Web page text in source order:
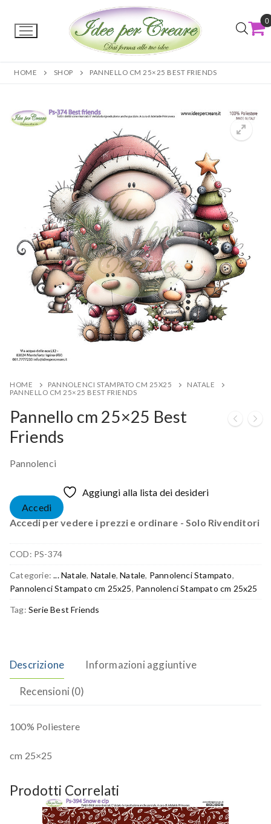
0
HOME SHOP PANNELLO CM 25×25 BEST FRIENDS
HOME PANNOLENCI STAMPATO CM 25X25
NATALE
PANNELLO CM 25×25 BEST FRIENDS
Pannello cm 25×25 Best
Friends
Pannolenci
Aggiungi alla lista dei desideri
Accedi
Accedi per vedere i prezzi e ordinare - Solo Rivenditori
COD: PS-374
Categorie:... Natale, Natale,Natale, Pannolenci Stampato,
Pannolenci Stampato cm 25x25, Pannolenci Stampato cm 25x25
Tag: Serie Best Friends
Descrizione Informazioni aggiuntive
Recensioni (0)
100% Poliestere
cm 25×25
Prodotti Correlati